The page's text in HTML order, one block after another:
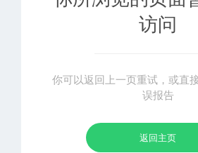
访问
你可以返回上一页重试，或直
误报告
返回主页